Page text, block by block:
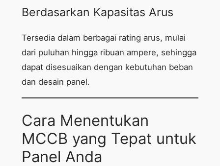
Berdasarkan Kapasitas Arus
Tersedia dalam berbagai rating arus, mulai
dari puluhan hingga ribuan ampere, sehingga
dapat disesuaikan dengan kebutuhan beban
dan desain panel.
Cara Menentukan
MCCB yang Tepat untuk
Panel Anda